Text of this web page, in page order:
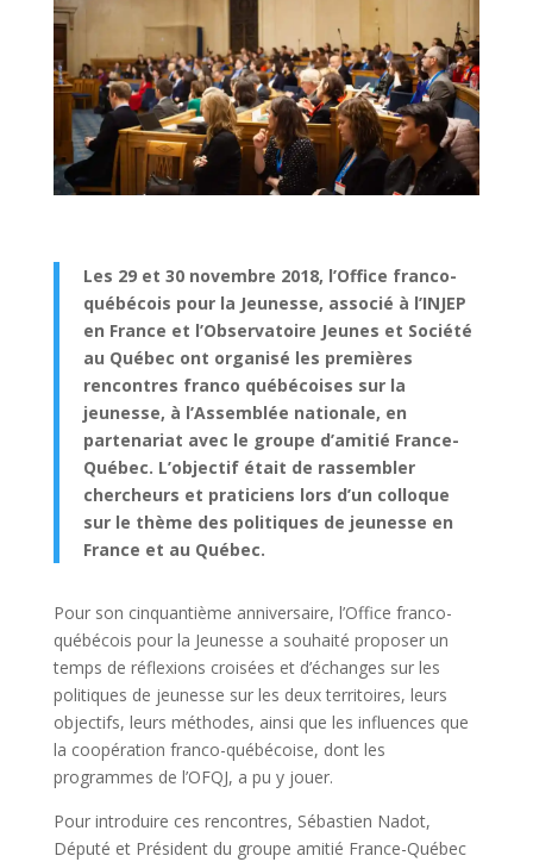
Les 29 et 30 novembre 2018, l’Office franco-
québécois pour la Jeunesse, associé à l’INJEP
en France et l’Observatoire Jeunes et Société
au Québec ont organisé les premières
rencontres franco québécoises sur la
jeunesse, à l’Assemblée nationale, en
partenariat avec le groupe d’amitié France-
Québec. L’objectif était de rassembler
chercheurs et praticiens lors d’un colloque
sur le thème des politiques de jeunesse en
France et au Québec.
Pour son cinquantième anniversaire, l’Office franco-
québécois pour la Jeunesse a souhaité proposer un
temps de réflexions croisées et d’échanges sur les
politiques de jeunesse sur les deux territoires, leurs
objectifs, leurs méthodes, ainsi que les influences que
la coopération franco-québécoise, dont les
programmes de l’OFQJ, a pu y jouer.
Pour introduire ces rencontres, Sébastien Nadot,
Député et Président du groupe amitié France-Québec